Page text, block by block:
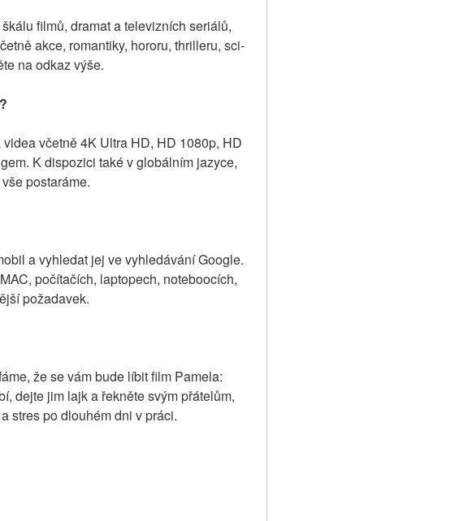
filmů, dramat a televizních seriálů,
akce, romantiky, hororu, thrilleru, sci-
na odkaz výše.
včetně 4K Ultra HD, HD 1080p, HD
K dispozici také v globálním jazyce,
postaráme.
a vyhledat jej ve vyhledávání Google.
počítačích, laptopech, noteboocích,
požadavek.
že se vám bude líbit film Pamela:
dejte jim lajk a řekněte svým přátelům,
stres po dlouhém dni v práci.